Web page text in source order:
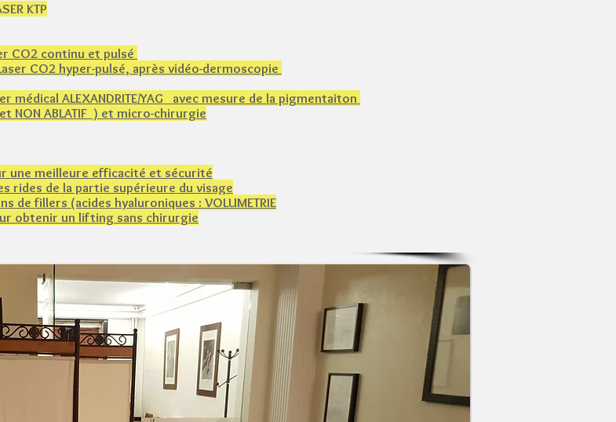
KTP
CO2 continu et pulsé
CO2 hyper-pulsé, après vidéo-dermoscopie
ALEXANDRITE/YAG avec mesure de la pigmentaiton
NON ABLATIF ) et micro-chirurgie
une meilleure efficacité et sécurité
rides de la partie supérieure du visage
de fillers (acides hyaluroniques​ : VOLUMETRIE
obtenir un lifting sans chirurgie